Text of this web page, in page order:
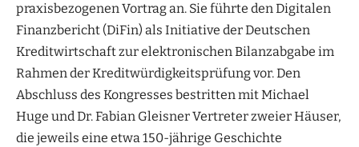
praxisbezogenen Vortrag an. Sie führte den Digitalen
Finanzbericht (DiFin) als Initiative der Deutschen
Kreditwirtschaft zur elektronischen Bilanzabgabe im
Rahmen der Kreditwürdigkeitsprüfung vor. Den
Abschluss des Kongresses bestritten mit Michael
Huge und Dr. Fabian Gleisner Vertreter zweier Häuser,
die jeweils eine etwa 150-jährige Geschichte